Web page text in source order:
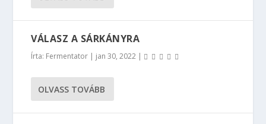
VÁLASZ A SÁRKÁNYRA
Írta: Fermentator | jan 30, 2022 |
OLVASS TOVÁBB